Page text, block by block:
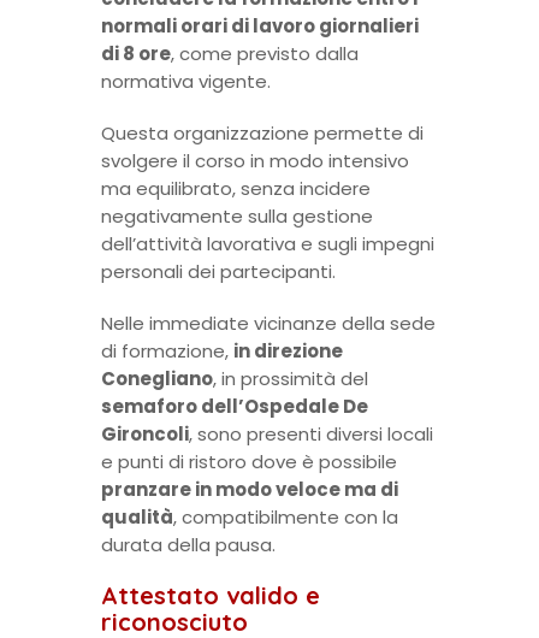
normali orari di lavoro giornalieri
di 8 ore, come previsto dalla
normativa vigente.
Questa organizzazione permette di
svolgere il corso in modo intensivo
ma equilibrato, senza incidere
negativamente sulla gestione
dell’attività lavorativa e sugli impegni
personali dei partecipanti.
Nelle immediate vicinanze della sede
di formazione, in direzione
Conegliano, in prossimità del
semaforo dell’Ospedale De
Gironcoli, sono presenti diversi locali
e punti di ristoro dove è possibile
pranzare in modo veloce ma di
qualità, compatibilmente con la
durata della pausa.
Attestato valido e
riconosciuto